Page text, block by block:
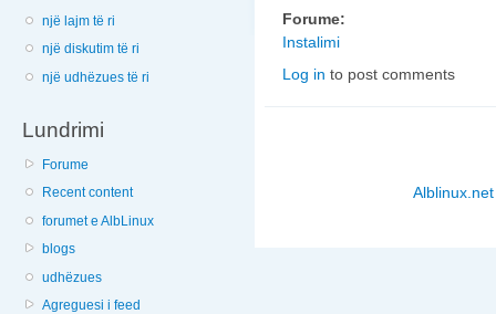
një lajm të ri
një diskutim të ri
një udhëzues të ri
Lundrimi
Forume
Recent content
forumet e AlbLinux
blogs
udhëzues
Agreguesi i feed
Forume:
Instalimi
Log in to post comments
Alblinux.net